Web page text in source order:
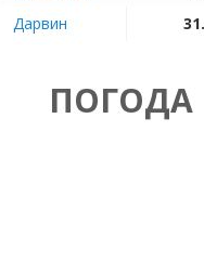
Дарвин
ПОГОДА